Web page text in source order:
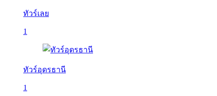
ทัวร์เลย
1
ทัวร์อุดรธานี
1